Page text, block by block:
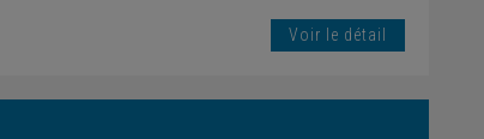
Voir le détail